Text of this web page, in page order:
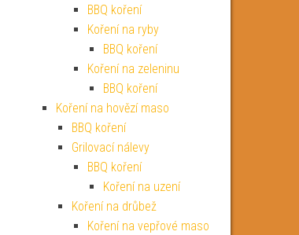
BBQ koření
Koření na ryby
BBQ koření
Koření na zeleninu
BBQ koření
Koření na hovězí maso
BBQ koření
Grilovací nálevy
BBQ koření
Koření na uzení
Koření na drůbež
Koření na vepřové maso